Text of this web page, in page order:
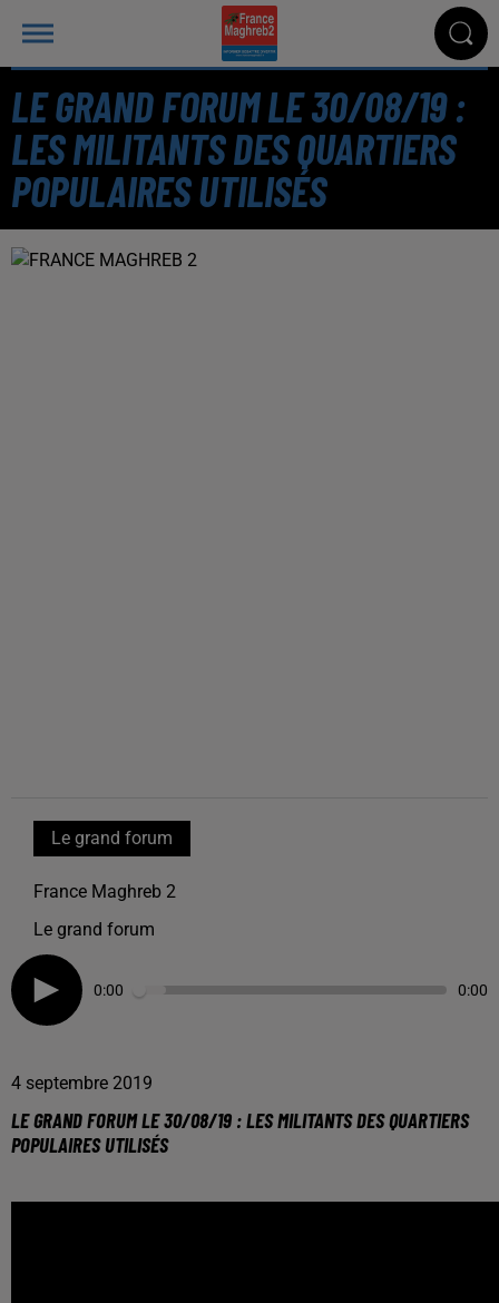
LE GRAND FORUM LE 30/08/19 :
LES MILITANTS DES QUARTIERS
POPULAIRES UTILISÉS
Le grand forum
France Maghreb 2
Le grand forum
0:00 0:00
4 septembre 2019
LE GRAND FORUM LE 30/08/19 : LES MILITANTS DES QUARTIERS
POPULAIRES UTILISÉS